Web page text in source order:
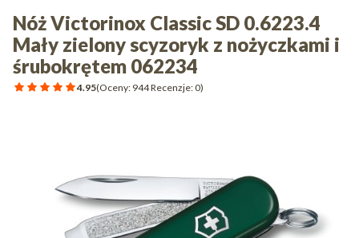
Nóż Victorinox Classic SD 0.6223.4
Mały zielony scyzoryk z nożyczkami i
śrubokrętem 062234
4.95(Oceny: 944 Recenzje: 0)